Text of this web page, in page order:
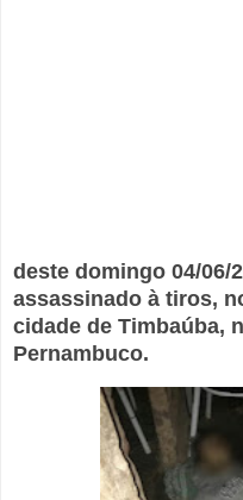
deste domingo 04/06/
assassinado à tiros,
cidade de Timbaúba,
Pernambuco.